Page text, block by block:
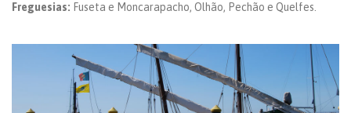
Freguesias: Fuseta e Moncarapacho, Olhão, Pechão e Quelfes.